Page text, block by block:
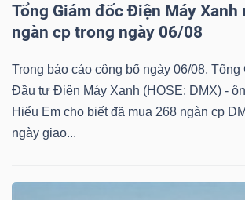
Tổng Giám đốc Điện Máy Xanh
ngàn cp trong ngày 06/08
Trong báo cáo công bố ngày 06/08, Tổng
Đầu tư Điện Máy Xanh (HOSE: DMX) -
Hiểu Em cho biết đã mua 268 ngàn cp
ngày giao...
Mã
chứng
(-)
Tất cả Cổ phiếu Chỉ số